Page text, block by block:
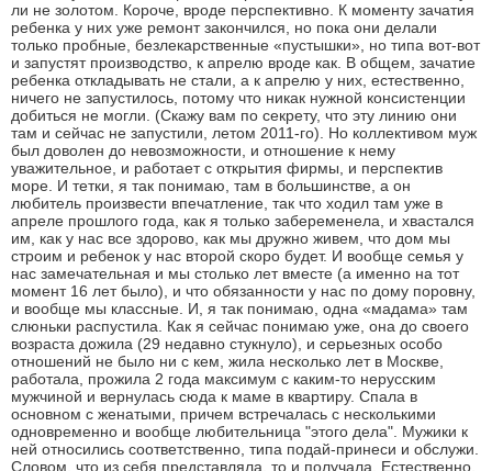
ли не золотом. Короче, вроде перспективно. К моменту зачатия
ребенка у них уже ремонт закончился, но пока они делали
только пробные, безлекарственные «пустышки», но типа вот-вот
и запустят производство, к апрелю вроде как. В общем, зачатие
ребенка откладывать не стали, а к апрелю у них, естественно,
ничего не запустилось, потому что никак нужной консистенции
добиться не могли. (Скажу вам по секрету, что эту линию они
там и сейчас не запустили, летом 2011-го). Но коллективом муж
был доволен до невозможности, и отношение к нему
уважительное, и работает с открытия фирмы, и перспектив
море. И тетки, я так понимаю, там в большинстве, а он
любитель произвести впечатление, так что ходил там уже в
апреле прошлого года, как я только забеременела, и хвастался
им, как у нас все здорово, как мы дружно живем, что дом мы
строим и ребенок у нас второй скоро будет. И вообще семья у
нас замечательная и мы столько лет вместе (а именно на тот
момент 16 лет было), и что обязанности у нас по дому поровну,
и вообще мы классные. И, я так понимаю, одна «мадама» там
слюньки распустила. Как я сейчас понимаю уже, она до своего
возраста дожила (29 недавно стукнуло), и серьезных особо
отношений не было ни с кем, жила несколько лет в Москве,
работала, прожила 2 года максимум с каким-то нерусским
мужчиной и вернулась сюда к маме в квартиру. Спала в
основном с женатыми, причем встречалась с несколькими
одновременно и вообще любительница "этого дела". Мужики к
ней относились соответственно, типа подай-принеси и обслужи.
Словом, что из себя представляла, то и получала. Естественно,